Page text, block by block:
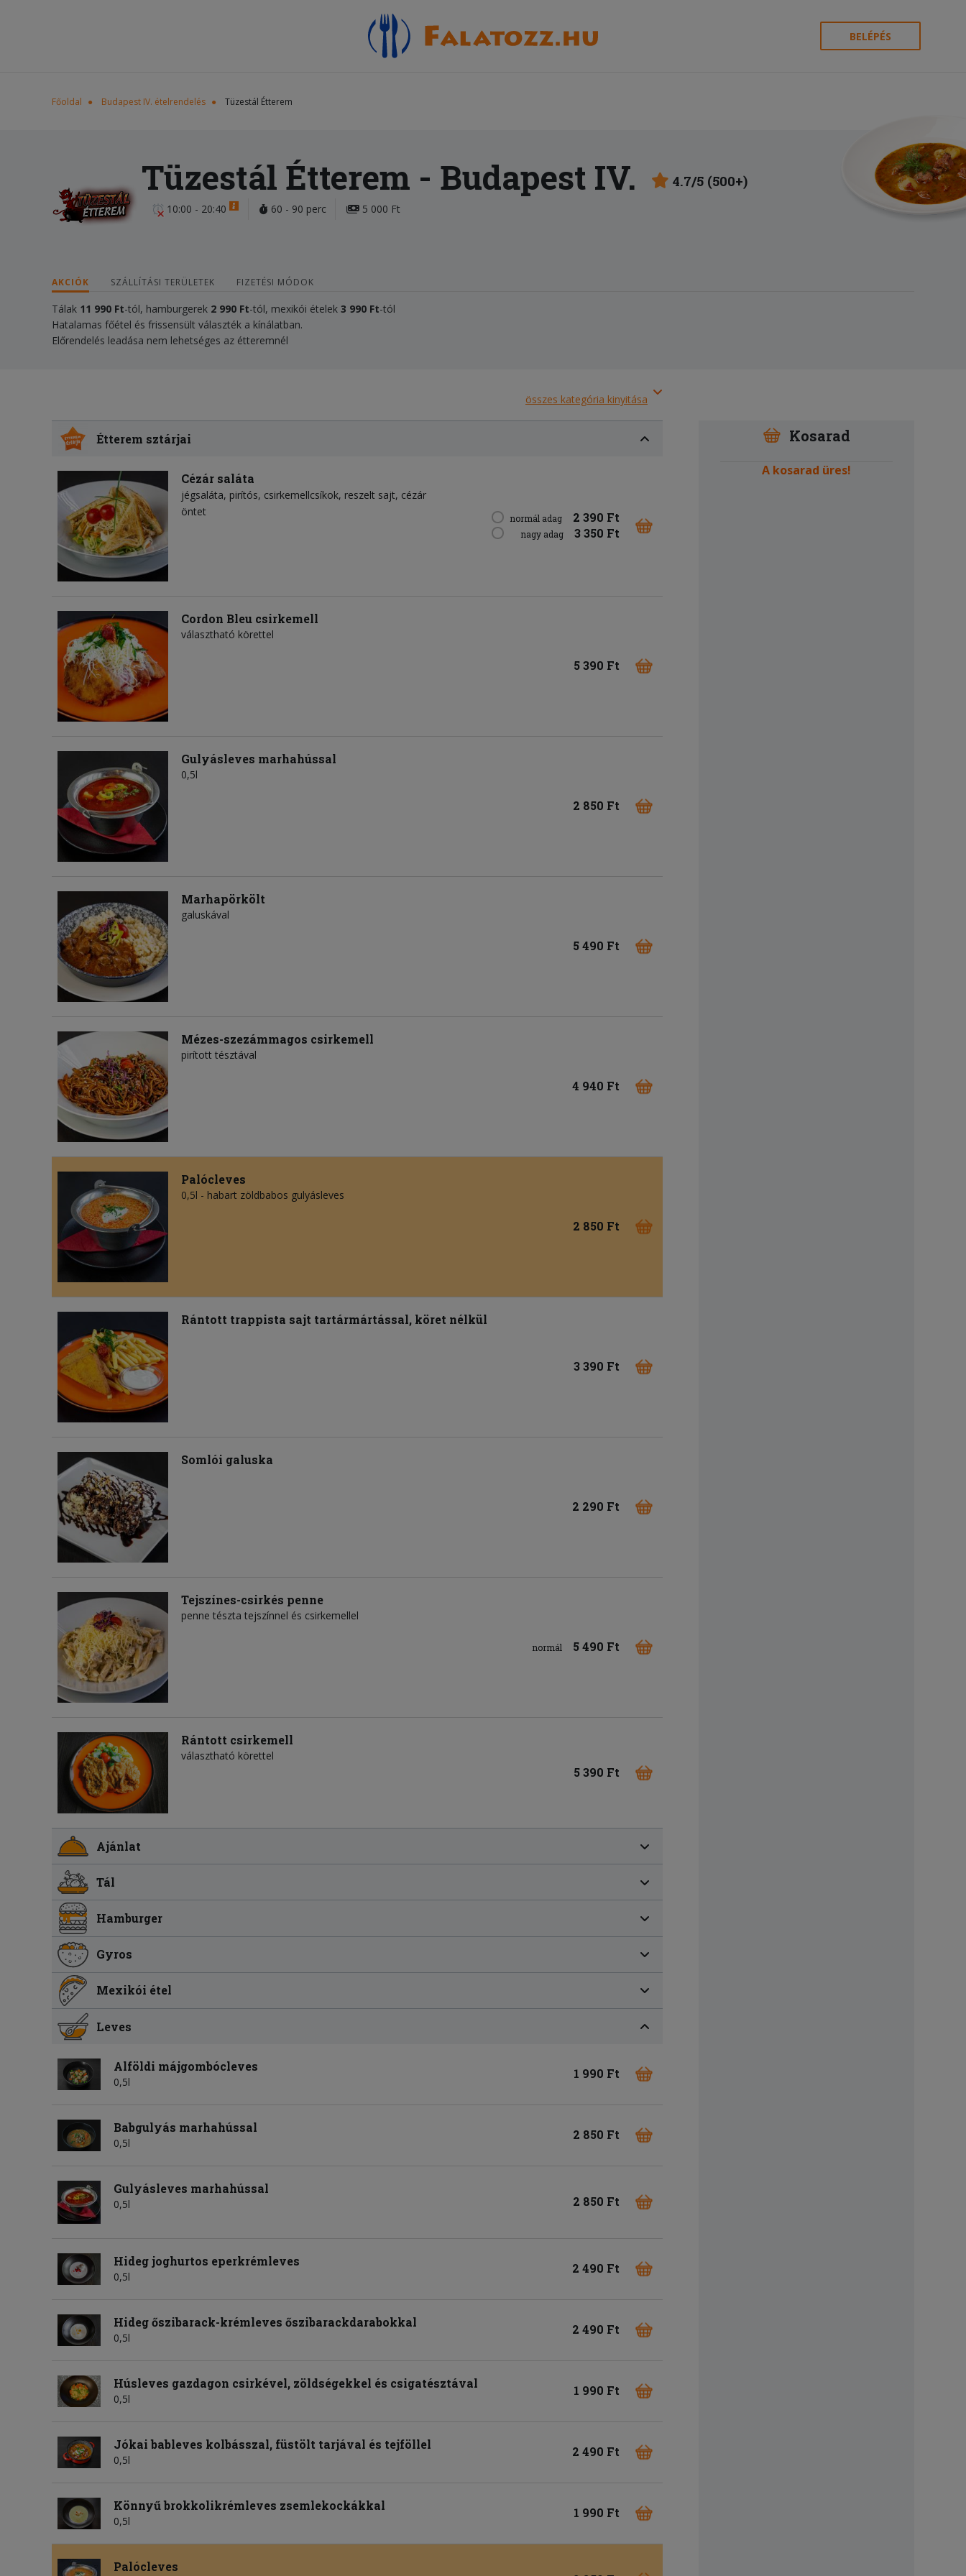
BELÉPÉS
Főoldal Budapest IV. ételrendelés Tüzestál Étterem
Tüzestál Étterem - Budapest IV. 4.7/5 (500+)
10:00 - 20:40 60 - 90 perc 5 000 Ft
AKCIÓK SZÁLLÍTÁSI TERÜLETEK FIZETÉSI MÓDOK
Tálak 11 990 Ft-tól, hamburgerek 2 990 Ft-tól, mexikói ételek 3 990 Ft-tól
Hatalamas főétel és frissensült választék a kínálatban.
Előrendelés leadása nem lehetséges az étteremnél
összes kategória kinyitása
Étterem sztárjai
Cézár saláta
jégsaláta pirítós csirkemellcsíkok reszelt sajt cézár
öntet
normál adag 2 390 Ft
nagy adag 3 350 Ft
Cordon Bleu csirkemell
választható körettel
5 390 Ft
Gulyásleves marhahússal
0,5l
2 850 Ft
Marhapörkölt
galuskával
5 490 Ft
Mézes-szezámmagos csirkemell
pirított tésztával
4 940 Ft
Palócleves
0,5l - habart zöldbabos gulyásleves
2 850 Ft
Rántott trappista sajt tartármártással, köret nélkül
3 390 Ft
Somlói galuska
2 290 Ft
Tejszínes-csirkés penne
penne tészta tejszínnel és csirkemellel
normál 5 490 Ft
Rántott csirkemell
választható körettel
5 390 Ft
Ajánlat
Tál
Hamburger
Gyros
Mexikói étel
Leves
Alföldi májgombócleves
0,5l
1 990 Ft
Babgulyás marhahússal
0,5l
2 850 Ft
Gulyásleves marhahússal
0,5l 2 850 Ft
Hideg joghurtos eperkrémleves
0,5l
2 490 Ft
Hideg őszibarack-krémleves őszibarackdarabokkal
0,5l
2 490 Ft
Húsleves gazdagon csirkével, zöldségekkel és csigatésztával
0,5l
1 990 Ft
Jókai bableves kolbásszal, füstölt tarjával és tejföllel
0,5l
2 490 Ft
Könnyű brokkolikrémleves zsemlekockákkal
0,5l
1 990 Ft
Palócleves
Kosarad
A kosarad üres!